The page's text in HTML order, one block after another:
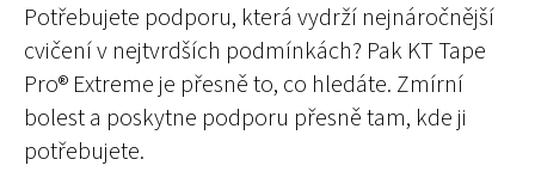
Potřebujete podporu, která vydrží nejnáročnější
cvičení v nejtvrdších podmínkách? Pak KT Tape
Pro® Extreme je přesně to, co hledáte. Zmírní
bolest a poskytne podporu přesně tam, kde ji
potřebujete.